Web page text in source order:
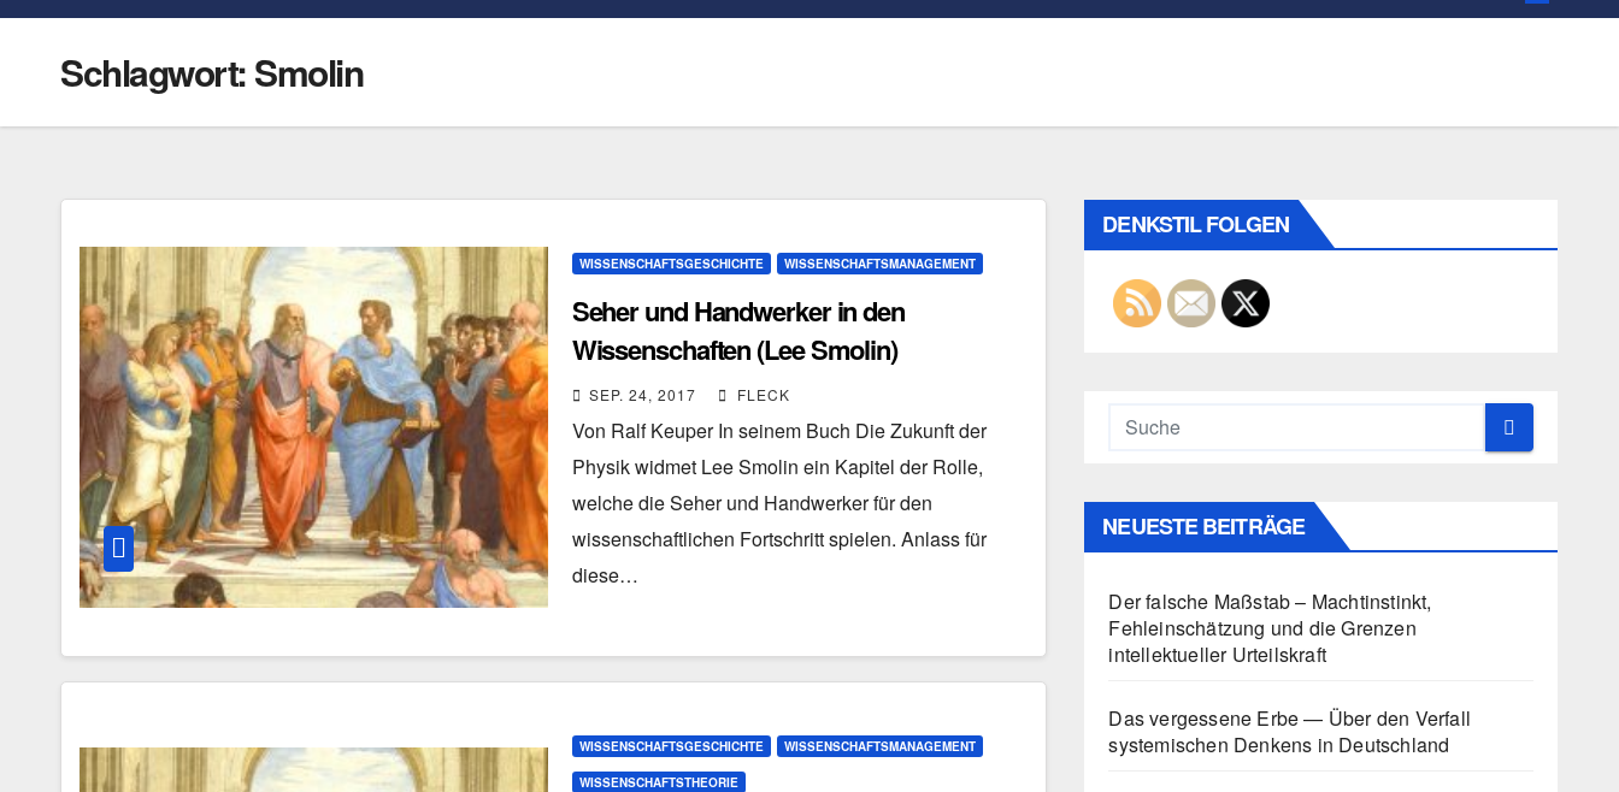
Schlagwort:Smolin
WISSENSCHAFTSGESCHICHTE WISSENSCHAFTSMANAGEMENT
Seher und Handwerker in den
Wissenschaften (Lee Smolin)
SEP. 24, 2017 FLECK
Von Ralf Keuper In seinem Buch Die Zukunft der
Physik widmet Lee Smolin ein Kapitel der Rolle,
welche die Seher und Handwerker für den
wissenschaftlichen Fortschritt spielen. Anlass für
diese…
WISSENSCHAFTSGESCHICHTE WISSENSCHAFTSMANAGEMENT
WISSENSCHAFTSTHEORIE
DENKSTIL FOLGEN
NEUESTE BEITRÄGE
Der falsche Maßstab – Machtinstinkt,
Fehleinschätzung und die Grenzen
intellektueller Urteilskraft
Das vergessene Erbe — Über den Verfall
systemischen Denkens in Deutschland